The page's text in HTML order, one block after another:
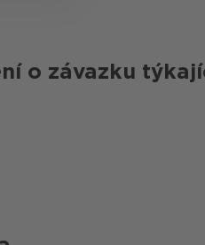
o závazku